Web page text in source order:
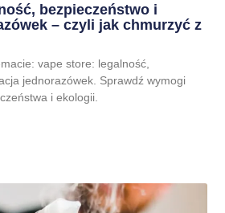
bezpieczeństwo i
– czyli jak chmurzyć z
vape store: legalność,
jednorazówek. Sprawdź wymogi
i ekologii.